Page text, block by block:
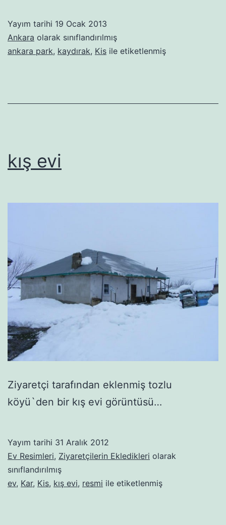
Yayım tarihi 19 Ocak 2013
Ankara olarak sınıflandırılmış
ankara park, kaydırak, Kis ile etiketlenmiş
kış evi
Ziyaretçi tarafından eklenmiş tozlu
köyü`den bir kış evi görüntüsü…
Yayım tarihi 31 Aralık 2012
Ev Resimleri, Ziyaretçilerin Ekledikleri olarak
sınıflandırılmış
ev, Kar, Kis, kış evi, resmi ile etiketlenmiş